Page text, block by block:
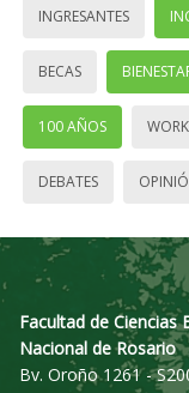
INGRESANTES
BECAS
100 AÑOS
DEBATES
Facultad de Ciencias
Nacional de Rosario
Bv. Oroño 1261 -